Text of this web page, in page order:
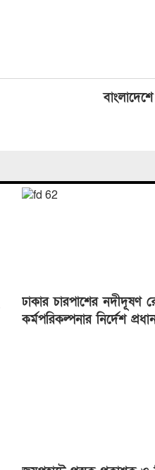
ঢাকার চারপাশের নদীদূষণ
কর্মপরিকল্পনার নির্দেশ